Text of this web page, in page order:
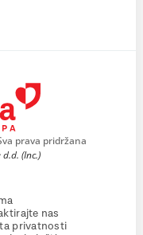
prava pridržana
(Inc.)
nas
privatnosti